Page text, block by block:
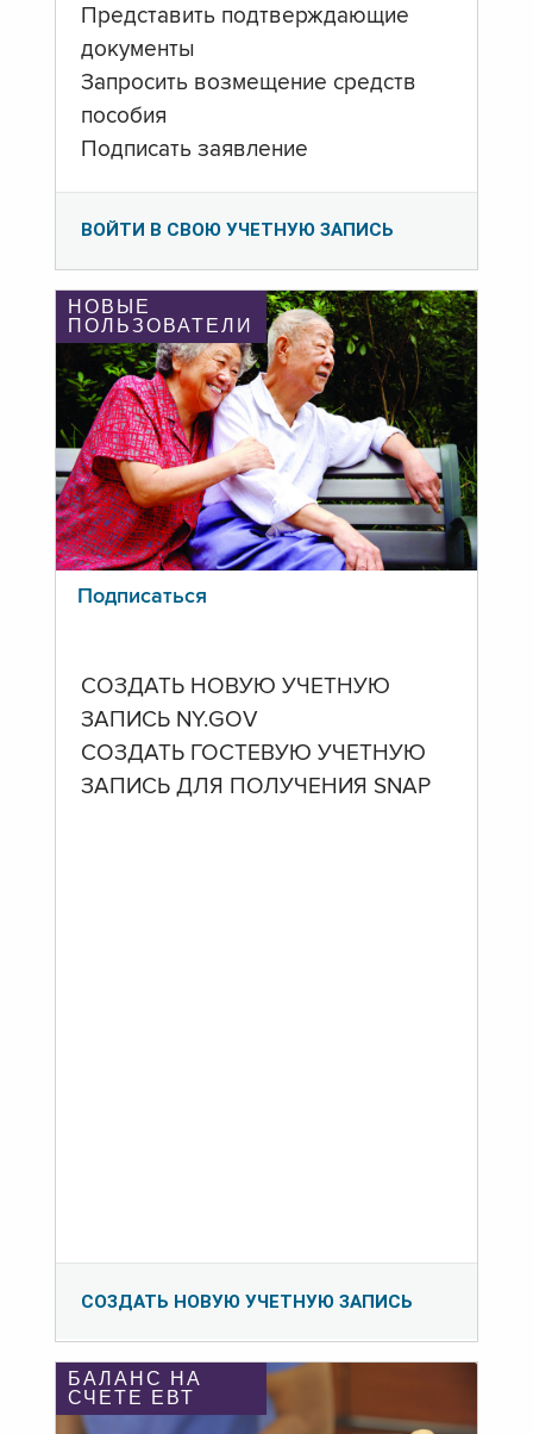
Представить подтверждающие
документы
Запросить возмещение средств
пособия
Подписать заявление
ВОЙТИ В СВОЮ УЧЕТНУЮ ЗАПИСЬ
НОВЫЕ
ПОЛЬЗОВАТЕЛИ
Подписаться
СОЗДАТЬ НОВУЮ УЧЕТНУЮ
ЗАПИСЬ NY.GOV
СОЗДАТЬ ГОСТЕВУЮ УЧЕТНУЮ
ЗАПИСЬ ДЛЯ ПОЛУЧЕНИЯ SNAP
СОЗДАТЬ НОВУЮ УЧЕТНУЮ ЗАПИСЬ
БАЛАНС НА
СЧЕТЕ ЕВТ